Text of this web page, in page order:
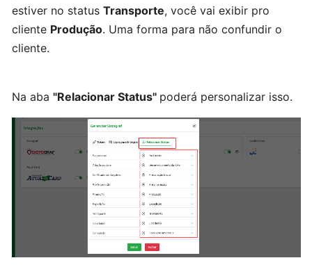
Clientes
de
Custo/Categorias
estiver no status Transporte, você vai exibir pro
cliente Produção. Uma forma para não confundir o
cliente.
Na aba "Relacionar Status" poderá personalizar isso.